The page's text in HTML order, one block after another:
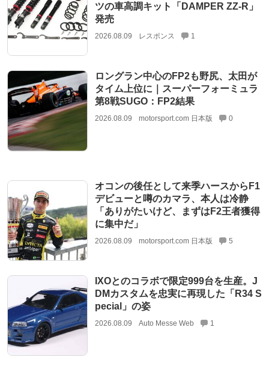
ツの車高調キット「DAMPER ZZ-R」
発売
2026.08.09 レスポンス 1
ロングラン中心のFP2も野尻、太田が
タイム上位に｜スーパーフォーミュラ
第8戦SUGO：FP2結果
2026.08.09 motorsport.com 日本版 0
オコンの後任として来季ハースからF1
デビューと噂のカマラ、本人は冷静
「ありがたいけど、まずはF2王者獲得
に集中だ」
2026.08.09 motorsport.com 日本版 5
IXOとのコラボで限定999台を生産。J
DMカスタムを忠実に再現した「R34 S
pecial」の姿
2026.08.09 Auto Messe Web 1